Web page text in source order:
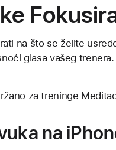
na što se želite
glasa vašeg
za treninge
na